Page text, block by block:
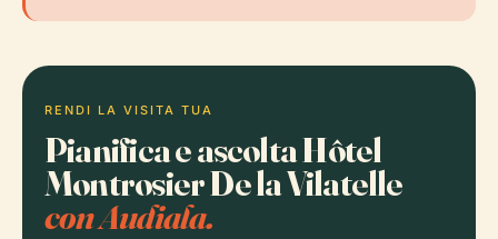
RENDI LA VISITA TUA
Pianifica e ascolta Hôtel
Montrosier De la Vilatelle
con Audiala.